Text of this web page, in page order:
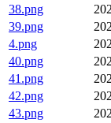
38.png
39.png
4.png
40.png
41.png
42.png
43.png